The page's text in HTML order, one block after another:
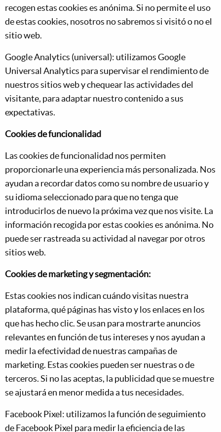
recogen estas cookies es anónima. Si no permite el uso
de estas cookies, nosotros no sabremos si visitó o no el
sitio web.
Google Analytics (universal): utilizamos Google
Universal Analytics para supervisar el rendimiento de
nuestros sitios web y chequear las actividades del
visitante, para adaptar nuestro contenido a sus
expectativas.
Cookies de funcionalidad
Las cookies de funcionalidad nos permiten
proporcionarle una experiencia más personalizada. Nos
ayudan a recordar datos como su nombre de usuario y
su idioma seleccionado para que no tenga que
introducirlos de nuevo la próxima vez que nos visite. La
información recogida por estas cookies es anónima. No
puede ser rastreada su actividad al navegar por otros
sitios web.
Cookies de marketing y segmentación:
Estas cookies nos indican cuándo visitas nuestra
plataforma, qué páginas has visto y los enlaces en los
que has hecho clic. Se usan para mostrarte anuncios
relevantes en función de tus intereses y nos ayudan a
medir la efectividad de nuestras campañas de
marketing. Estas cookies pueden ser nuestras o de
terceros. Si no las aceptas, la publicidad que se muestre
se ajustará en menor medida a tus necesidades.
Facebook Pixel: utilizamos la función de seguimiento
de Facebook Pixel para medir la eficiencia de las